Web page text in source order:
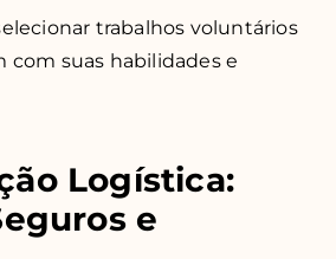
trabalhos voluntários
com suas habilidades e
Logística:
e